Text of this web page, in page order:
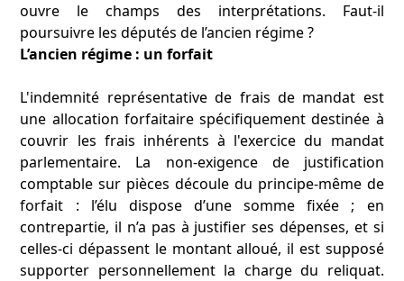
ouvre le champs des interprétations. Faut-il
poursuivre les députés de l’ancien régime ?
L’ancien régime : un forfait
L'indemnité représentative de frais de mandat est
une allocation forfaitaire spécifiquement destinée à
couvrir les frais inhérents à l'exercice du mandat
parlementaire. La non-exigence de justification
comptable sur pièces découle du principe-même de
forfait : l’élu dispose d’une somme fixée ; en
contrepartie, il n’a pas à justifier ses dépenses, et si
celles-ci dépassent le montant alloué, il est supposé
supporter personnellement la charge du reliquat.